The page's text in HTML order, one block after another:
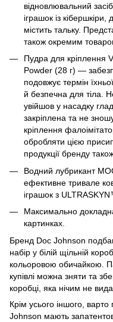
відновлювальний
іграшок із
містить тальку.
також окремим
Пудра для кріплення
Powder (28 г) —
подовжує термін
й безпечна для тіла.
увійшов у насадку
закріплена та не
кріплення
обробляти цією
продукції бренду
Водний лубрикант
ефективне тривале
іграшок з
Максимально
картинках.
Бренд Doc Johnson
набір у білій щільній
кольоровою обичайкою.
купівлі можна зняти та
коробці, яка нічим не
Крім усього іншого,
Johnson мають